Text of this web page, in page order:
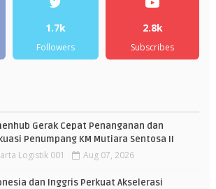
1.7k
Followers
2.8k
Subscribes
Gerak Cepat Penanganan dan
Penumpang KM Mutiara Sentosa II
Logistik 001 Aug 07, 2026
dan Inggris Perkuat Akselerasi